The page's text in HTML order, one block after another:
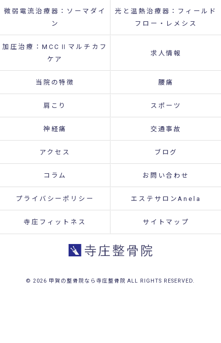
微弱電流治療器：ソーマダイ
ン
光と温熱治療器：フィールド
フロー・レメシス
加圧治療：MCCⅡマルチカフ
ケア
求人情報
当院の特徴 腰痛
肩こり スポーツ
神経痛 交通事故
アクセス ブログ
コラム お問い合わせ
プライバシーポリシー エステサロンAnela
寺庄フィットネス サイトマップ
© 2026 甲賀の整骨院なら寺庄整骨院 ALL RIGHTS RESERVED.